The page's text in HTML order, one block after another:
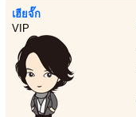
เฮียจั๊ก
VIP